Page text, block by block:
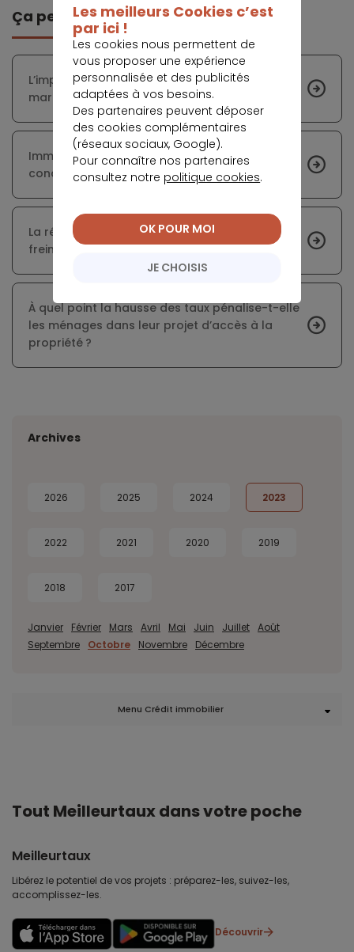
Ça peut vous intéresser
L’impact des Jeux Olympiques 2024 sur le
marché de l’immobilier
Immobilier : vers un assouplissement des
conditions d’accès au crédit
La réticence des vendeurs à baisser leurs prix
freine le marché immobilier
À quel point la hausse des taux pénalise-t-elle
les ménages dans leur projet d’accès à la
propriété ?
Archives
2026 2025 2024 2023
2022 2021 2020 2019
2018 2017
Janvier Février Mars Avril Mai Juin Juillet Août
Septembre
Octobre Novembre Décembre
Menu Crédit immobilier
Tout Meilleurtaux dans votre poche
Meilleurtaux
Libérez le potentiel de vos projets : préparez-les, suivez-les,
accomplissez-les.
Découvrir
Les meilleurs Cookies c’est
par ici !
Les cookies nous permettent de
vous proposer une expérience
personnalisée et des publicités
adaptées à vos besoins.
Des partenaires peuvent déposer
des cookies complémentaires
(réseaux sociaux, Google).
Pour connaître nos partenaires
consultez notre politique cookies.
JE CHOISIS
OK POUR MOI